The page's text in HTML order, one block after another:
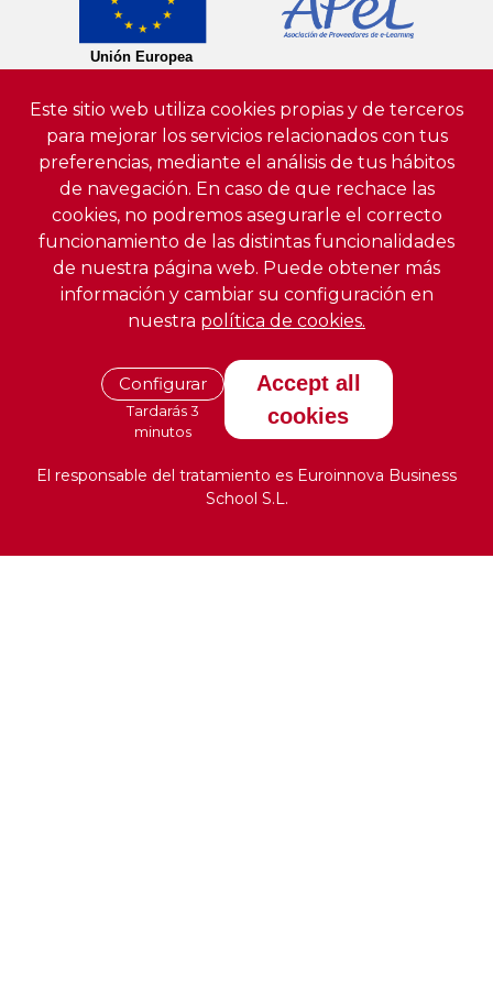
Este sitio web utiliza cookies propias y de terceros
para mejorar los servicios relacionados con tus
preferencias, mediante el análisis de tus hábitos
de navegación. En caso de que rechace las
cookies, no podremos asegurarle el correcto
funcionamiento de las distintas funcionalidades
de nuestra página web. Puede obtener más
información y cambiar su configuración en
nuestra política de cookies.
Configurar
Tardarás 3
minutos
Accept all
cookies
El responsable del tratamiento es Euroinnova Business
School S.L.